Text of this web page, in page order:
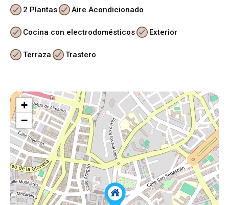
2 Plantas Aire Acondicionado
Cocina con electrodomésticos Exterior
Terraza Trastero
+
−